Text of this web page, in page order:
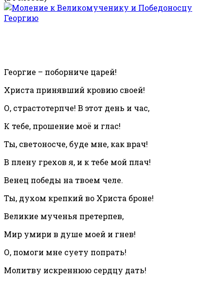
Георгие – поборниче царей!
Христа принявший кровию своей!
О, страстотерпче! В этот день и час,
К тебе, прошение моё и глас!
Ты, светоносче, буде мне, как врач!
В плену грехов я, и к тебе мой плач!
Венец победы на твоем челе.
Ты, духом крепкий во Христа броне!
Великие мученья претерпев,
Мир умири в душе моей и гнев!
О, помоги мне суету попрать!
Молитву искреннюю сердцу дать!